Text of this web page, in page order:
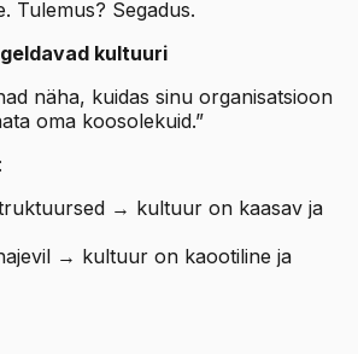
Tulemus? Segadus.
kultuuri
näha, kuidas sinu organisatsioon
oma koosolekuid.”
→ kultuur on kaasav ja
→ kultuur on kaootiline ja